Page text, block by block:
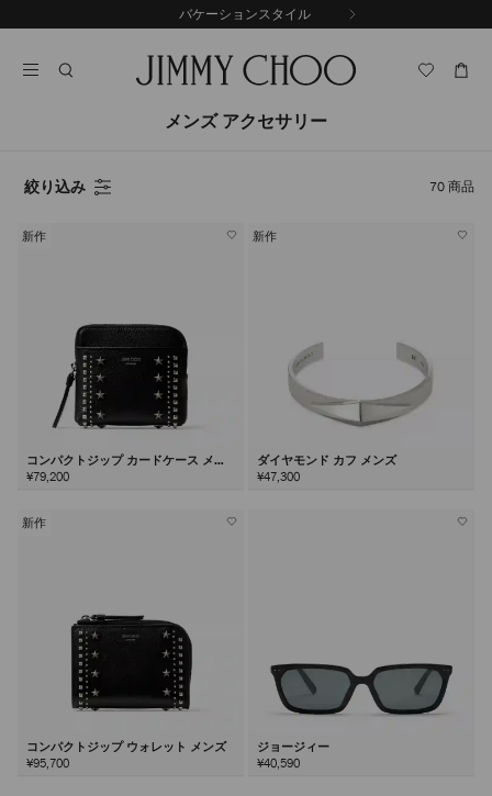
ン
ス
ラ
バケーションスタイル
メンズ アクセサリー
絞り込み 70商品
新作
コンパクトジップ カードケース メン
ズ
¥79,200
新作
ダイヤモンド カフ メンズ
¥47,300
新作
コンパクトジップ ウォレット メンズ
¥95,700
ジョージィー
¥40,590